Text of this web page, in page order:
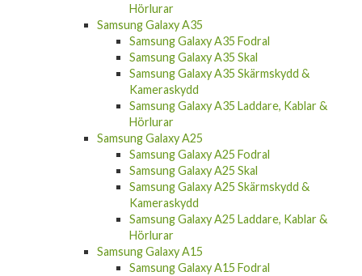
Hörlurar
Samsung Galaxy A35
Samsung Galaxy A35 Fodral
Samsung Galaxy A35 Skal
Samsung Galaxy A35 Skärmskydd &
Kameraskydd
Samsung Galaxy A35 Laddare, Kablar &
Hörlurar
Samsung Galaxy A25
Samsung Galaxy A25 Fodral
Samsung Galaxy A25 Skal
Samsung Galaxy A25 Skärmskydd &
Kameraskydd
Samsung Galaxy A25 Laddare, Kablar &
Hörlurar
Samsung Galaxy A15
Samsung Galaxy A15 Fodral